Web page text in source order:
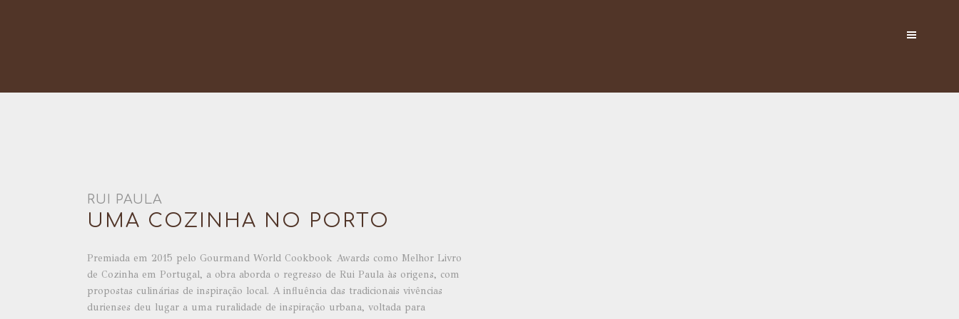
RUI PAULA
UMA COZINHA NO PORTO
Premiada em 2015 pelo Gourmand World Cookbook Awards como Melhor Livro
de Cozinha em Portugal, a obra aborda o regresso de Rui Paula às origens, com
propostas culinárias de inspiração local. A influência das tradicionais vivências
durienses deu lugar a uma ruralidade de inspiração urbana, voltada para